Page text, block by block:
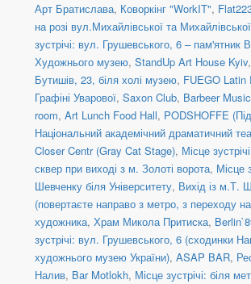
Арт Братислава, Коворкінг "WorkIT",
на розі вул.Михайлівської та
зустрічі: вул. Грушевського, 6 – пам'ятник
Художнього музею, StandUp Art House Kyiv,
Бутишів, 23, біля холі музею, FUEGO Latin
Графіні Уварової, Saxon Club, Barbeer
room, Art Lunch Food Hall, PODSHOFFE
Національний академічний драматичний
Closer Centr (Gray Cat Stage), Місце
сквер при виході з м. Золоті ворота, Місце
Шевченку біля Університету, Вихід із м.Т.
(повертаєте направо з метро, з переходу
художника, Храм Микола Притиска,
зустрічі: вул. Грушевського, 6 (сходинки
художнього музею України), ASAP BAR,
Налив, Bar Motlokh, Місце зустрічі: біля